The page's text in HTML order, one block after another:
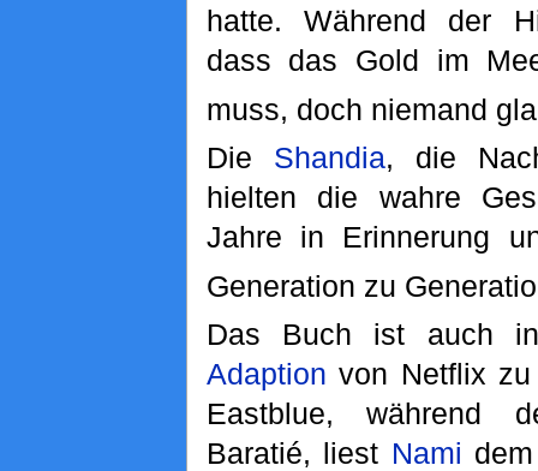
hatte. Während der
dass das Gold im
muss, doch niemand
Die Shandia, die
hielten die wahre
Jahre in Erinnerung
Generation zu
Das Buch ist auch
Adaption von Netflix
Eastblue, während
Baratié, liest Nami